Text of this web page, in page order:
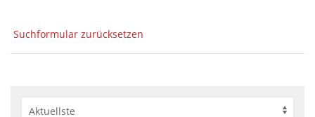
Suchformular zurücksetzen